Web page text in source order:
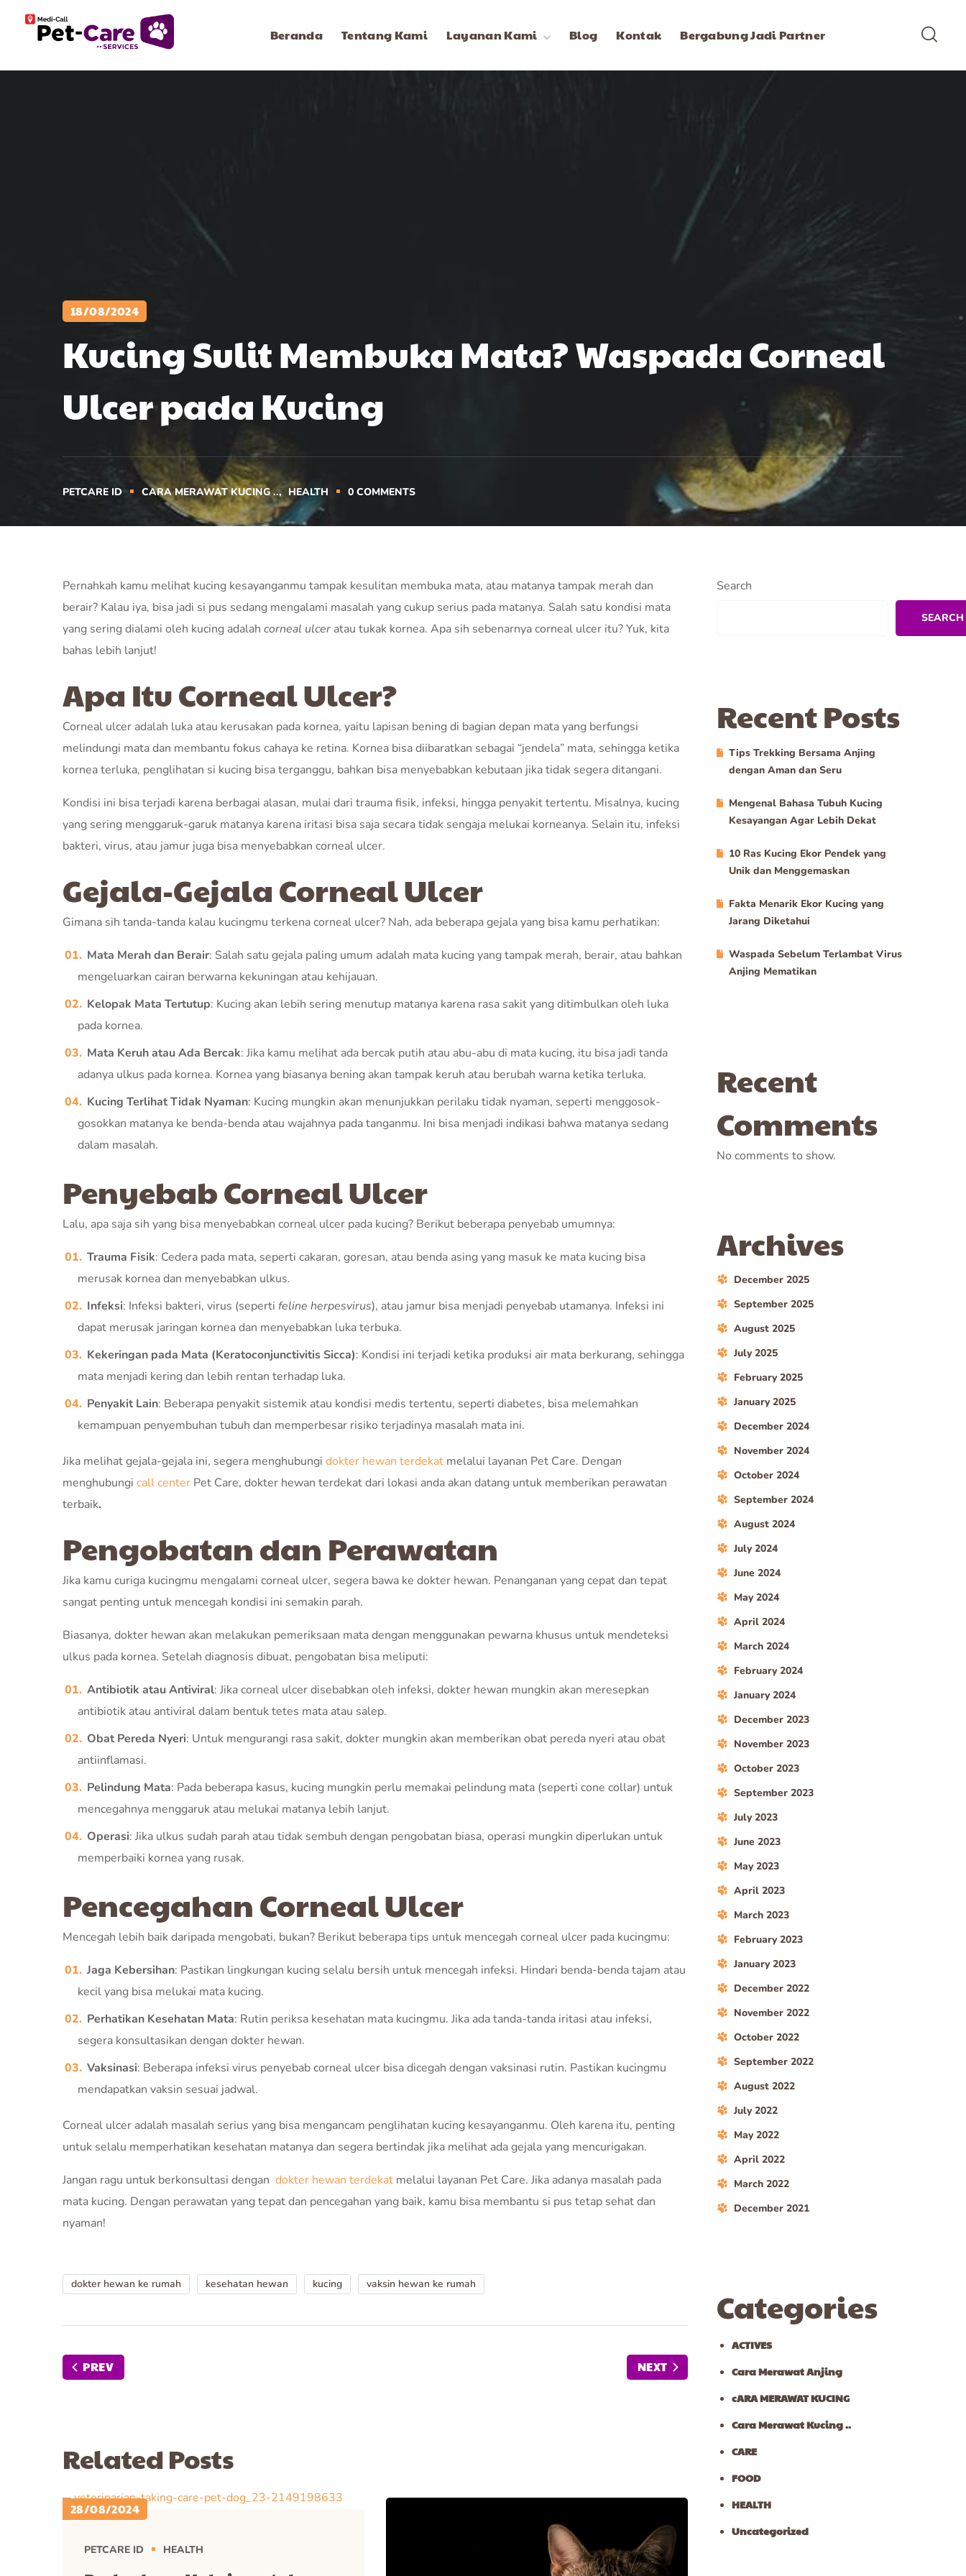
Beranda Tentang Kami Layanan Kami Blog Kontak Bergabung Jadi Partner
18/08/2024
Kucing Sulit Membuka Mata? Waspada Corneal
Ulcer pada Kucing
PETCARE ID CARA MERAWAT KUCING .. HEALTH 0 COMMENTS
Pernahkah kamu melihat kucing kesayanganmu tampak kesulitan membuka mata, atau matanya tampak merah dan
berair? Kalau iya, bisa jadi si pus sedang mengalami masalah yang cukup serius pada matanya. Salah satu kondisi mata
yang sering dialami oleh kucing adalah corneal ulcer atau tukak kornea. Apa sih sebenarnya corneal ulcer itu? Yuk, kita
bahas lebih lanjut!
Apa Itu Corneal Ulcer?
Corneal ulcer adalah luka atau kerusakan pada kornea, yaitu lapisan bening di bagian depan mata yang berfungsi
melindungi mata dan membantu fokus cahaya ke retina. Kornea bisa diibaratkan sebagai “jendela” mata, sehingga ketika
kornea terluka, penglihatan si kucing bisa terganggu, bahkan bisa menyebabkan kebutaan jika tidak segera ditangani.
Kondisi ini bisa terjadi karena berbagai alasan, mulai dari trauma fisik, infeksi, hingga penyakit tertentu. Misalnya, kucing
yang sering menggaruk-garuk matanya karena iritasi bisa saja secara tidak sengaja melukai korneanya. Selain itu, infeksi
bakteri, virus, atau jamur juga bisa menyebabkan corneal ulcer.
Gejala-Gejala Corneal Ulcer
Gimana sih tanda-tanda kalau kucingmu terkena corneal ulcer? Nah, ada beberapa gejala yang bisa kamu perhatikan:
Mata Merah dan Berair: Salah satu gejala paling umum adalah mata kucing yang tampak merah, berair, atau bahkan
mengeluarkan cairan berwarna kekuningan atau kehijauan.
Kelopak Mata Tertutup: Kucing akan lebih sering menutup matanya karena rasa sakit yang ditimbulkan oleh luka
pada kornea.
Mata Keruh atau Ada Bercak: Jika kamu melihat ada bercak putih atau abu-abu di mata kucing, itu bisa jadi tanda
adanya ulkus pada kornea. Kornea yang biasanya bening akan tampak keruh atau berubah warna ketika terluka.
Kucing Terlihat Tidak Nyaman: Kucing mungkin akan menunjukkan perilaku tidak nyaman, seperti menggosok-
gosokkan matanya ke benda-benda atau wajahnya pada tanganmu. Ini bisa menjadi indikasi bahwa matanya sedang
dalam masalah.
Penyebab Corneal Ulcer
Lalu, apa saja sih yang bisa menyebabkan corneal ulcer pada kucing? Berikut beberapa penyebab umumnya:
Trauma Fisik: Cedera pada mata, seperti cakaran, goresan, atau benda asing yang masuk ke mata kucing bisa
merusak kornea dan menyebabkan ulkus.
Infeksi: Infeksi bakteri, virus (seperti feline herpesvirus), atau jamur bisa menjadi penyebab utamanya. Infeksi ini
dapat merusak jaringan kornea dan menyebabkan luka terbuka.
Kekeringan pada Mata (Keratoconjunctivitis Sicca): Kondisi ini terjadi ketika produksi air mata berkurang, sehingga
mata menjadi kering dan lebih rentan terhadap luka.
Penyakit Lain: Beberapa penyakit sistemik atau kondisi medis tertentu, seperti diabetes, bisa melemahkan
kemampuan penyembuhan tubuh dan memperbesar risiko terjadinya masalah mata ini.
Jika melihat gejala-gejala ini, segera menghubungi dokter hewan terdekat melalui layanan Pet Care. Dengan
menghubungi call center Pet Care, dokter hewan terdekat dari lokasi anda akan datang untuk memberikan perawatan
terbaik.
Pengobatan dan Perawatan
Jika kamu curiga kucingmu mengalami corneal ulcer, segera bawa ke dokter hewan. Penanganan yang cepat dan tepat
sangat penting untuk mencegah kondisi ini semakin parah.
Biasanya, dokter hewan akan melakukan pemeriksaan mata dengan menggunakan pewarna khusus untuk mendeteksi
ulkus pada kornea. Setelah diagnosis dibuat, pengobatan bisa meliputi:
Antibiotik atau Antiviral: Jika corneal ulcer disebabkan oleh infeksi, dokter hewan mungkin akan meresepkan
antibiotik atau antiviral dalam bentuk tetes mata atau salep.
Obat Pereda Nyeri: Untuk mengurangi rasa sakit, dokter mungkin akan memberikan obat pereda nyeri atau obat
antiinflamasi.
Pelindung Mata: Pada beberapa kasus, kucing mungkin perlu memakai pelindung mata (seperti cone collar) untuk
mencegahnya menggaruk atau melukai matanya lebih lanjut.
Operasi: Jika ulkus sudah parah atau tidak sembuh dengan pengobatan biasa, operasi mungkin diperlukan untuk
memperbaiki kornea yang rusak.
Pencegahan Corneal Ulcer
Mencegah lebih baik daripada mengobati, bukan? Berikut beberapa tips untuk mencegah corneal ulcer pada kucingmu:
Jaga Kebersihan: Pastikan lingkungan kucing selalu bersih untuk mencegah infeksi. Hindari benda-benda tajam atau
kecil yang bisa melukai mata kucing.
Perhatikan Kesehatan Mata: Rutin periksa kesehatan mata kucingmu. Jika ada tanda-tanda iritasi atau infeksi,
segera konsultasikan dengan dokter hewan.
Vaksinasi: Beberapa infeksi virus penyebab corneal ulcer bisa dicegah dengan vaksinasi rutin. Pastikan kucingmu
mendapatkan vaksin sesuai jadwal.
Corneal ulcer adalah masalah serius yang bisa mengancam penglihatan kucing kesayanganmu. Oleh karena itu, penting
untuk selalu memperhatikan kesehatan matanya dan segera bertindak jika melihat ada gejala yang mencurigakan.
Jangan ragu untuk berkonsultasi dengan dokter hewan terdekat melalui layanan Pet Care. Jika adanya masalah pada
mata kucing. Dengan perawatan yang tepat dan pencegahan yang baik, kamu bisa membantu si pus tetap sehat dan
nyaman!
dokter hewan ke rumah kesehatan hewan kucing vaksin hewan ke rumah
PREV NEXT
Related Posts
28/08/2024
PETCARE ID HEALTH
Search
SEARCH
Recent Posts
Tips Trekking Bersama Anjing
dengan Aman dan Seru
Mengenal Bahasa Tubuh Kucing
Kesayangan Agar Lebih Dekat
10 Ras Kucing Ekor Pendek yang
Unik dan Menggemaskan
Fakta Menarik Ekor Kucing yang
Jarang Diketahui
Waspada Sebelum Terlambat Virus
Anjing Mematikan
Recent
Comments
No comments to show.
Archives
December 2025
September 2025
August 2025
July 2025
February 2025
January 2025
December 2024
November 2024
October 2024
September 2024
August 2024
July 2024
June 2024
May 2024
April 2024
March 2024
February 2024
January 2024
December 2023
November 2023
October 2023
September 2023
July 2023
June 2023
May 2023
April 2023
March 2023
February 2023
January 2023
December 2022
November 2022
October 2022
September 2022
August 2022
July 2022
May 2022
April 2022
March 2022
December 2021
Categories
ACTIVES
Cara Merawat Anjing
cARA MERAWAT KUCING
Cara Merawat Kucing ..
CARE
FOOD
HEALTH
Uncategorized